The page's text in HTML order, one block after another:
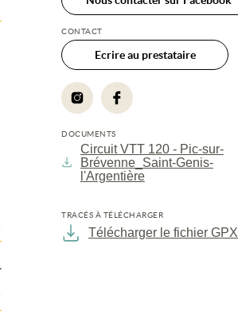
CONTACT
Ecrire au prestataire
DOCUMENTS
Circuit VTT 120 - Pic-sur-
Brévenne_Saint-Genis-
l'Argentière
TRACÉS À TÉLÉCHARGER
Télécharger le fichier GPX